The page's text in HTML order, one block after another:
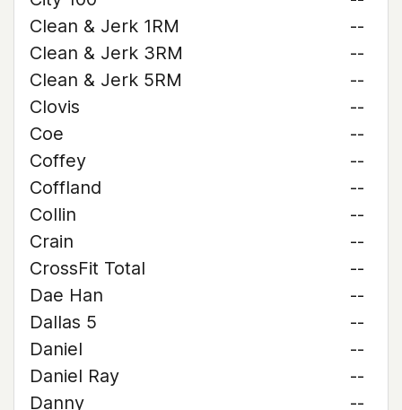
Clean & Jerk 1RM
--
Clean & Jerk 3RM
--
Clean & Jerk 5RM
--
Clovis
--
Coe
--
Coffey
--
Coffland
--
Collin
--
Crain
--
CrossFit Total
--
Dae Han
--
Dallas 5
--
Daniel
--
Daniel Ray
--
Danny
--